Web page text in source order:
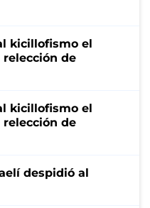
kicillofismo el
de
kicillofismo el
de
despidió al